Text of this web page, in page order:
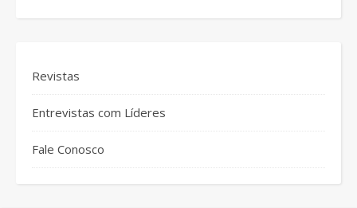
Revistas
Entrevistas com Líderes
Fale Conosco